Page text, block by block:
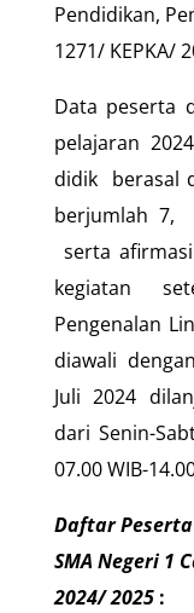
Pendidikan,
1271/ KEPKA/
Data peserta
pelajaran
didik berasal
berjumlah 7,
serta
kegiatan
Pengenalan
diawali
Juli 2024
dari Senin-
07.00 WIB-
Daftar
SMA Negeri 1
2024/ 2025: